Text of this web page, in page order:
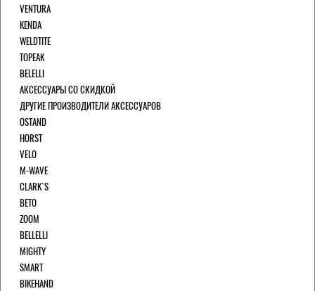
VENTURA
KENDA
WELDTITE
TOPEAK
BELELLI
АКСЕССУАРЫ СО СКИДКОЙ
ДРУГИЕ ПРОИЗВОДИТЕЛИ АКСЕССУАРОВ
OSTAND
HORST
VELO
M-WAVE
CLARK`S
BETO
ZOOM
BELLELLI
MIGHTY
SMART
BIKEHAND